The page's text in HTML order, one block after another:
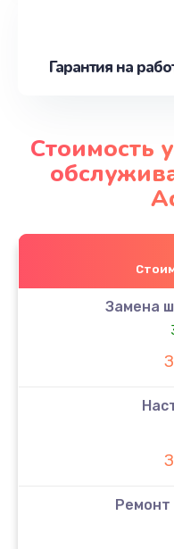
Гарантия на
Стоимость
Замена
Ремонт